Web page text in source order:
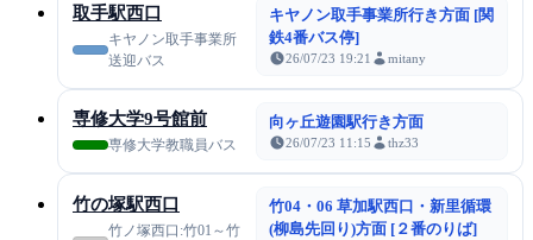
取手駅西口
キヤノン取手事業所
送迎バス
キヤノン取手事業所行き方面 [関
鉄4番バス停]
26/07/23 19:21 mitany
専修大学9号館前
専修大学教職員バス
向ヶ丘遊園駅行き方面
26/07/23 11:15 thz33
竹の塚駅西口
竹ノ塚西口:竹01～竹
竹04・06 草加駅西口・新里循環
(柳島先回り)方面 [２番のりば]